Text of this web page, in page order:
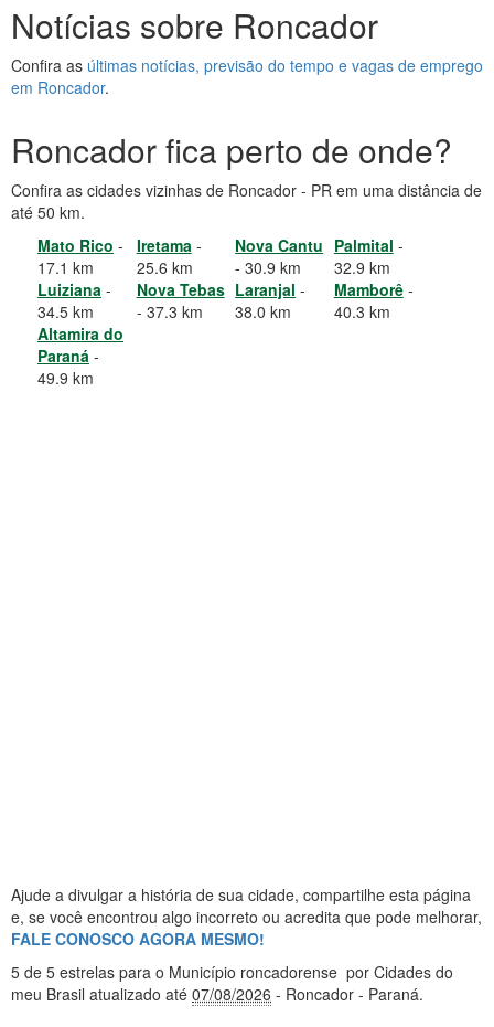
Notícias sobre Roncador
Confira as últimas notícias, previsão do tempo e vagas de emprego
em Roncador.
Roncador fica perto de onde?
Confira as cidades vizinhas de Roncador - PR em uma distância de
até 50 km.
Mato Rico -
17.1 km
Iretama-
25.6 km
Nova Cantu
- 30.9 km
Palmital -
32.9 km
Luiziana -
34.5 km
Nova Tebas
- 37.3 km
Laranjal -
38.0 km
Mamborê-
40.3 km
Altamira do
Paraná -
49.9 km
Ajude a divulgar a história de sua cidade, compartilhe esta página
e, se você encontrou algo incorreto ou acredita que pode melhorar,
FALE CONOSCO AGORA MESMO!
5 de 5 estrelas para o Município roncadorense por Cidades do
meu Brasil atualizado até 07/08/2026 - Roncador - Paraná.